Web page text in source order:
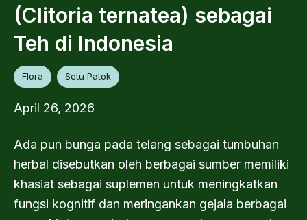
(Clitoria ternatea) sebagai
Teh di Indonesia
Flora Setu Patok
April 26, 2026
Ada pun bunga pada telang sebagai tumbuhan
herbal disebutkan oleh berbagai sumber memiliki
khasiat sebagai suplemen untuk meningkatkan
fungsi kognitif dan meringankan gejala berbagai